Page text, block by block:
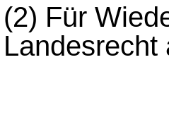
(2) Für